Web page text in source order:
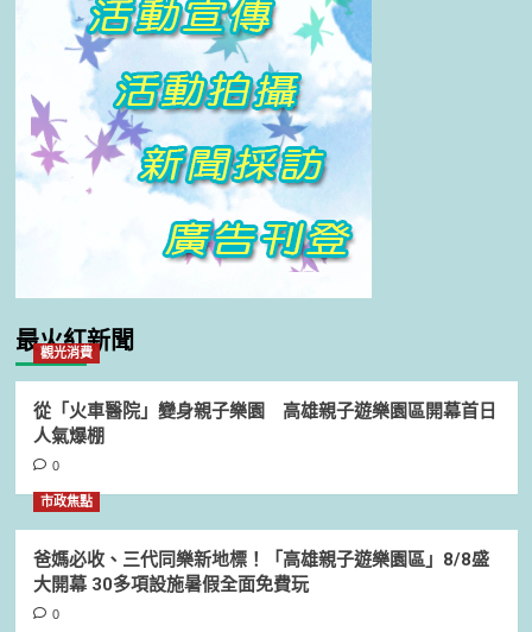
最火紅新聞
觀光消費
從「火車醫院」變身親子樂園 高雄親子遊樂園區開幕首日
人氣爆棚
0
市政焦點
爸媽必收、三代同樂新地標！「高雄親子遊樂園區」8/8盛
大開幕 30多項設施暑假全面免費玩
0